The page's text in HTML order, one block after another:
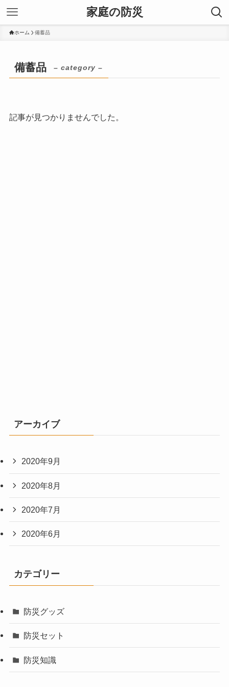
家庭の防災
ホーム 備蓄品
備蓄品 – category –
記事が見つかりませんでした。
アーカイブ
2020年9月
2020年8月
2020年7月
2020年6月
カテゴリー
防災グッズ
防災セット
防災知識